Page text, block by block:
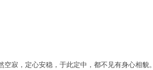
寂，定心安稳，于此定中，都不见有身心相貌。